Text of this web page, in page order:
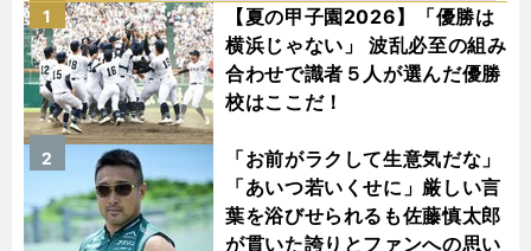
【夏の甲子園2026】「優勝は
横浜じゃない」 波乱必至の組み
合わせで識者５人が選んだ優勝
校はここだ！
1
「お前がラクして生意気だな」
「あいつ若いくせに」厳しい言
葉を浴びせられるも佐藤慎太郎
が貫いた誇りとファンへの思い
2